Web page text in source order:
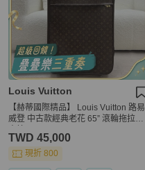
Louis Vuitton
【赫蒂國際精品】 Louis Vuitton 路易
威登 中古款經典老花 65” 滾輪拖拉行
TWD 45,000
現折 800